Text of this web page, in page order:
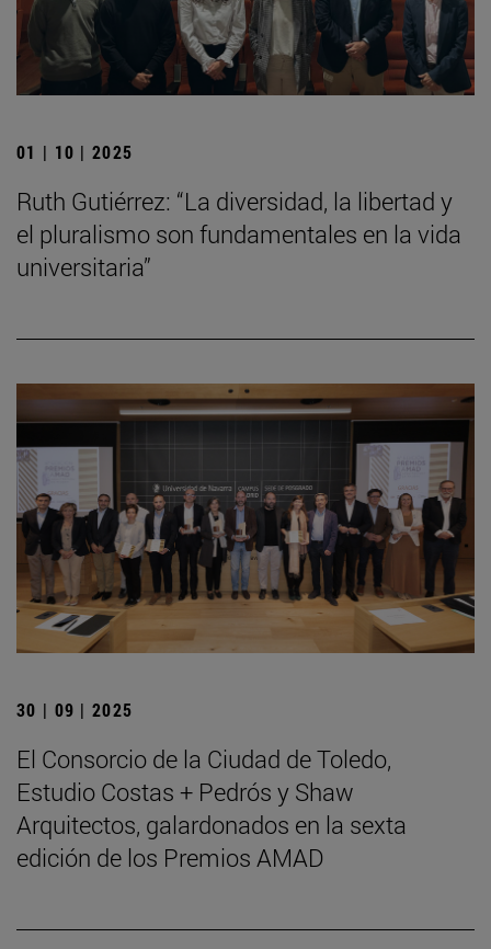
01 | 10 | 2025
Ruth Gutiérrez: “La diversidad, la libertad y
el pluralismo son fundamentales en la vida
universitaria”
30 | 09 | 2025
El Consorcio de la Ciudad de Toledo,
Estudio Costas + Pedrós y Shaw
Arquitectos, galardonados en la sexta
edición de los Premios AMAD